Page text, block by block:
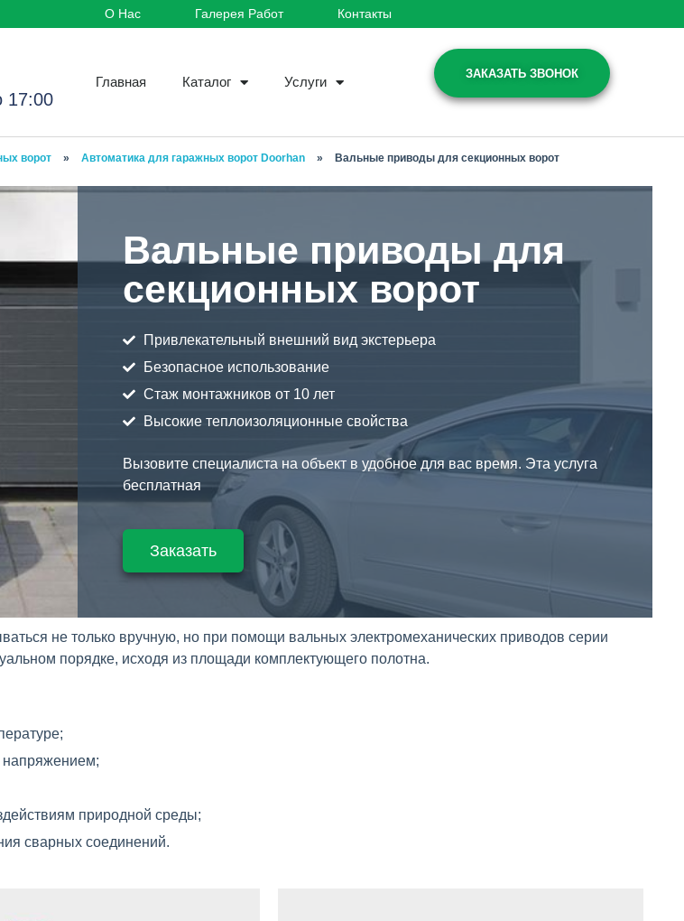
О Нас Галерея Работ Контакты
17:00
Главная Каталог Услуги
ЗАКАЗАТЬ ЗВОНОК
ворот » Автоматика для гаражных ворот Doorhan » Вальные приводы для секционных ворот
Вальные приводы для
секционных ворот
Привлекательный внешний вид экстерьера
Безопасное использование
Стаж монтажников от 10 лет
Высокие теплоизоляционные свойства
Вызовите специалиста на объект в удобное для вас время. Эта услуга
бесплатная
Заказать
не только вручную, но при помощи вальных электромеханических приводов серии
порядке, исходя из площади комплектующего полотна.
напряжением;
природной среды;
сварных соединений.